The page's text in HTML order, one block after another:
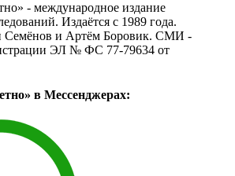
- международное издание
Издаётся с 1989 года.
Семёнов и Артём Боровик. CМИ -
ЭЛ № ФС 77-79634 от
в Мессенджерах: